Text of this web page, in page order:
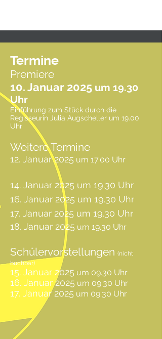
Termine
Premiere
10. Januar 2025 um 19.30
Uhr
Einführung zum Stück durch die
Regisseurin Julia Augscheller um 19.00
Uhr
Weitere Termine
12. Januar 2025 um 17.00 Uhr
14. Januar 2025 um 19.30 Uhr
16. Januar 2025 um 19.30 Uhr
17. Januar 2025 um 19.30 Uhr
18. Januar 2025 um 19.30 Uhr
Schülervorstellungen (nicht
buchbar)
15. Januar 2025 um 09.30 Uhr
16. Januar 2025 um 09.30 Uhr
17. Januar 2025 um 09.30 Uhr